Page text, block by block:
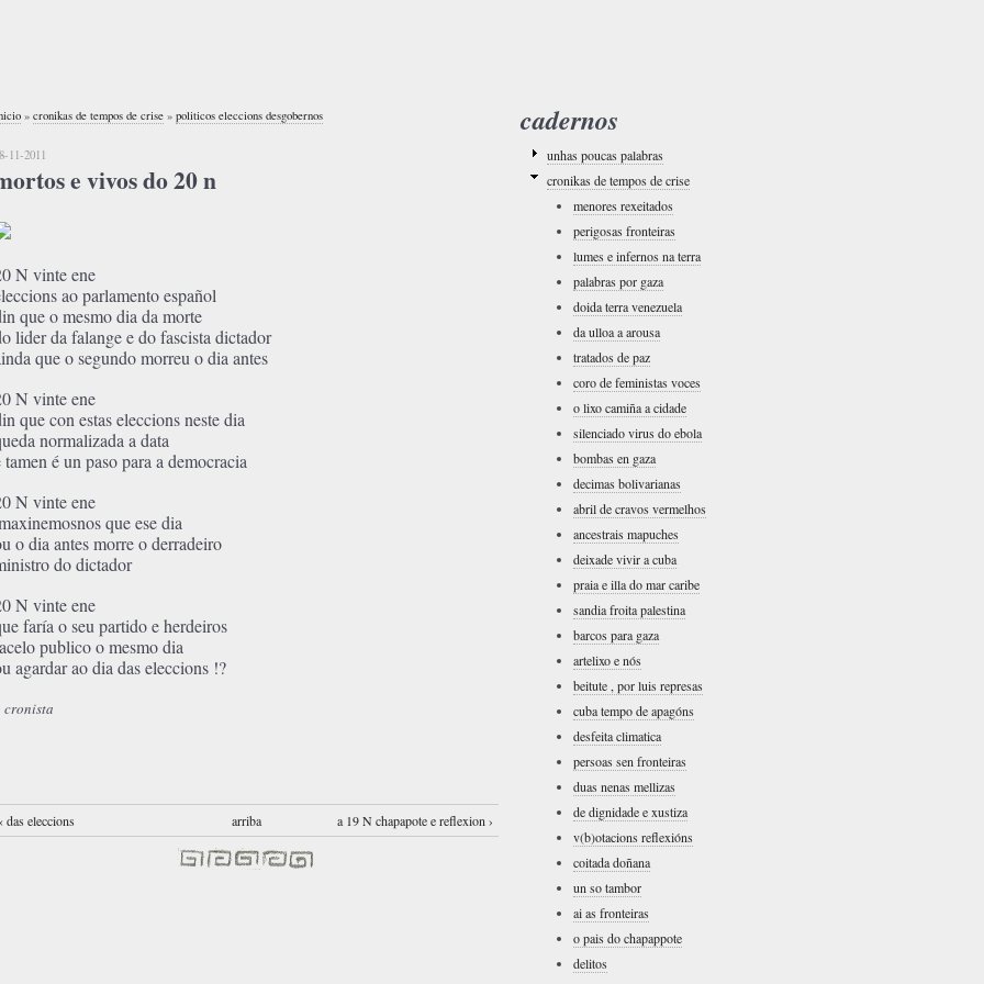
» cronikas de tempos de crise » politicos eleccions desgobernos
11-2011
e vivos do 20 n
N vinte ene
ao parlamento español
que o mesmo dia da morte
lider da falange e do fascista dictador
que o segundo morreu o dia antes
N vinte ene
que con estas eleccions neste dia
normalizada a data
tamen é un paso para a democracia
N vinte ene
que ese dia
o dia antes morre o derradeiro
do dictador
N vinte ene
faría o seu partido e herdeiros
publico o mesmo dia
agardar ao dia das eleccions !?
cronista
‹ das eleccions arriba a 19 N chapapote e reflexion ›
cadernos
unhas poucas palabras
cronikas de tempos de crise
menores rexeitados
perigosas fronteiras
lumes e infernos na terra
palabras por gaza
doida terra venezuela
da ulloa a arousa
tratados de paz
coro de feministas voces
o lixo camiña a cidade
silenciado virus do ebola
bombas en gaza
decimas bolivarianas
abril de cravos vermelhos
ancestrais mapuches
deixade vivir a cuba
praia e illa do mar caribe
sandia froita palestina
barcos para gaza
artelixo e nós
beitute , por luis represas
cuba tempo de apagóns
desfeita climatica
persoas sen fronteiras
duas nenas mellizas
de dignidade e xustiza
v(b)otacions reflexións
coitada doñana
un so tambor
ai as fronteiras
o pais do chapappote
delitos